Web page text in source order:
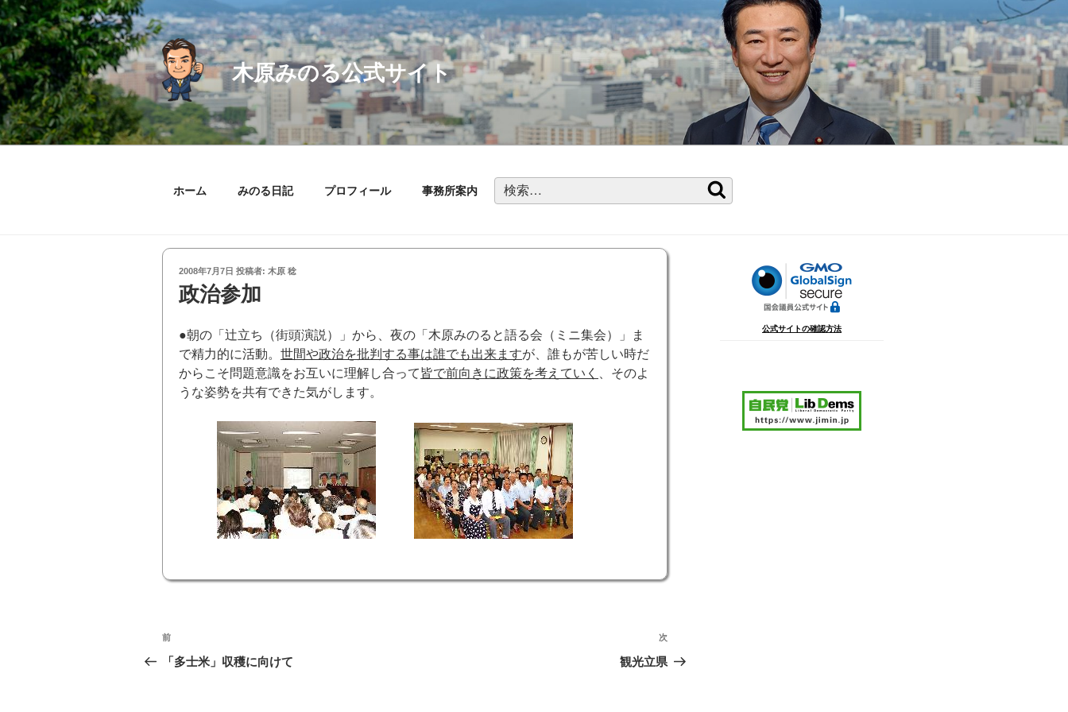
コ
ン
テ
ン
ツ
へ
ス
キ
木原みのる公式サイト
ホーム みのる日記 プロフィール 事務所案内
検
索:
索
投
日:
2008年7月7日 投稿者: 木原 稔
政治参加
●朝の「辻立ち（街頭演説）」から、夜の「木原みのると語る会（ミニ集会）」ま
で精力的に活動。 世間や政治を批判する事は誰でも出来ますが、誰もが苦しい時だ
からこそ問題意識をお互いに理解し合って皆で前向きに政策を考えていく
、そのよ
うな姿勢を共有できた気がします。
投
稿
前
の
前
「多士米」収穫に向けて
次
の
次
観光立県
公式サイトの確認方法